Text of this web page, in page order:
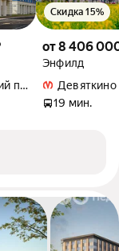
проспект
от 8 406
Энфилд
Девяткино
19 мин.
Скидка 15%